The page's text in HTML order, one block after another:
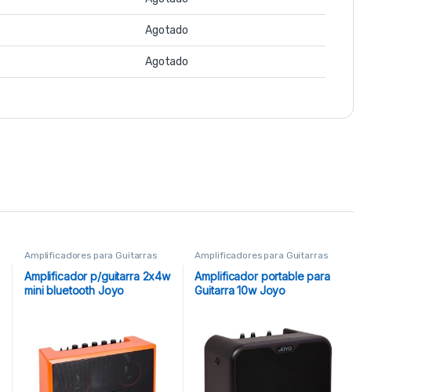
Agotado
Agotado
Amplificadores para Guitarras
Amplificador p/guitarra 2x4w
mini bluetooth Joyo
Amplificadores para Guitarras
Amplificador portable para
Guitarra 10w Joyo